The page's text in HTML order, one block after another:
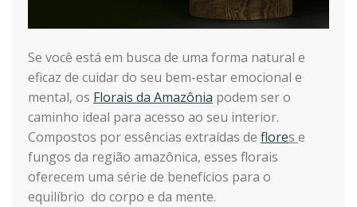
Se você está em busca de uma forma natural e
eficaz de cuidar do seu bem-estar emocional e
mental, os Florais da Amazônia podem ser o
caminho ideal para acesso ao seu interior.
Compostos por essências extraídas de flores e
fungos da região amazônica, esses florais
oferecem uma série de benefícios para o
equilíbrio do corpo e da mente.